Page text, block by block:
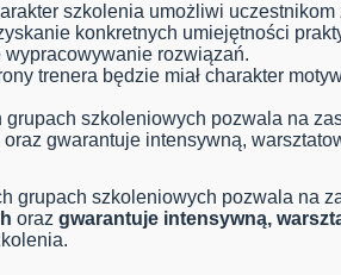
szkolenia umożliwi
konkretnych umiejętności
wypracowywanie rozwiązań.
trenera będzie miał charakter
grupach szkoleniowych pozwala na
gwarantuje intensywną,
grupach szkoleniowych pozwala na
oraz gwarantuje intensywną,